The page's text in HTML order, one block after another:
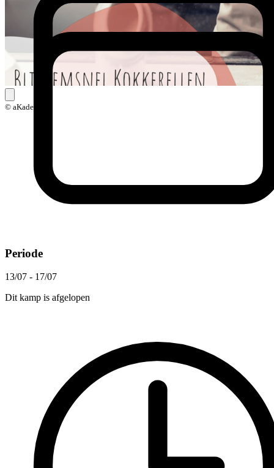
© aKadeemi
Periode
13/07 - 17/07
Dit kamp is afgelopen